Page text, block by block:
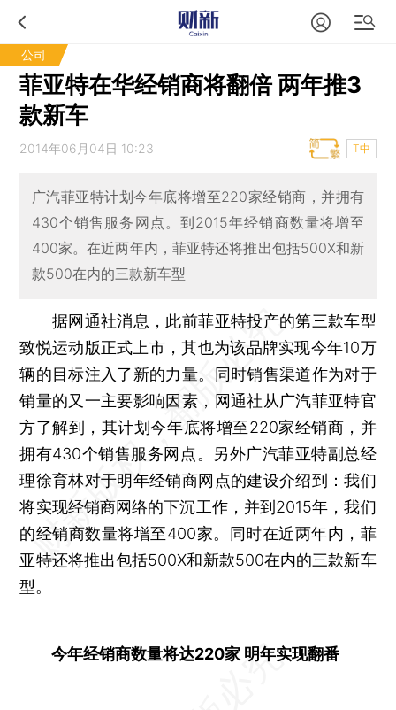
公司
菲亚特在华经销商将翻倍 两年推3
款新车
2014年06月04日 10:23 T中
广汽菲亚特计划今年底将增至220家经销商，并拥有
430个销售服务网点。到2015年经销商数量将增至
400家。在近两年内，菲亚特还将推出包括500X和新
款500在内的三款新车型
据网通社消息，此前菲亚特投产的第三款车型
致悦运动版正式上市，其也为该品牌实现今年10万
辆的目标注入了新的力量。同时销售渠道作为对于
销量的又一主要影响因素，网通社从广汽菲亚特官
方了解到，其计划今年底将增至220家经销商，并
拥有430个销售服务网点。另外广汽菲亚特副总经
理徐育林对于明年经销商网点的建设介绍到：我们
将实现经销商网络的下沉工作，并到2015年，我们
的经销商数量将增至400家。同时在近两年内，菲
亚特还将推出包括500X和新款500在内的三款新车
型。
今年经销商数量将达220家 明年实现翻番